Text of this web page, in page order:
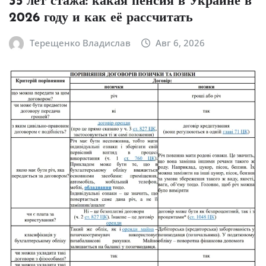
2026 году и как её рассчитать
Терещенко Владислав Авг 6, 2026